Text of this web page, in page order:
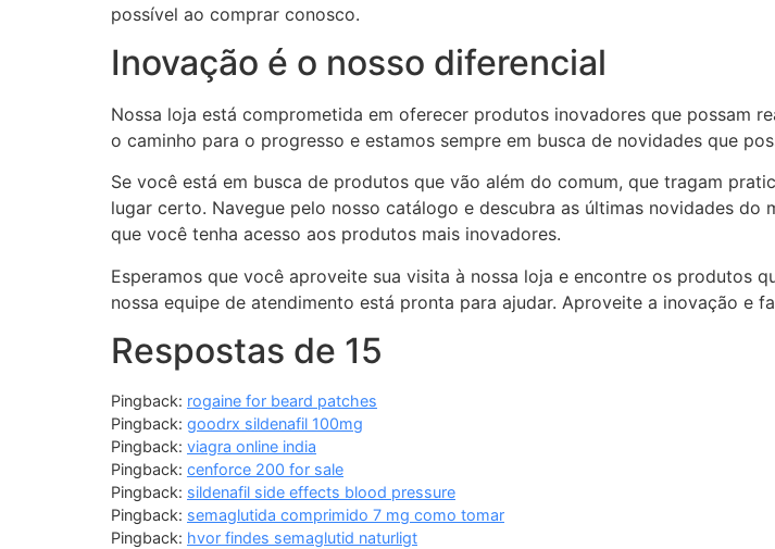
possível ao comprar conosco.
Inovação é o nosso diferencial
Nossa loja está comprometida em oferecer produtos inovadores que possam
o caminho para o progresso e estamos sempre em busca de novidades que
Se você está em busca de produtos que vão além do comum, que tragam
lugar certo. Navegue pelo nosso catálogo e descubra as últimas novidades
que você tenha acesso aos produtos mais inovadores.
Esperamos que você aproveite sua visita à nossa loja e encontre os produtos
nossa equipe de atendimento está pronta para ajudar. Aproveite a inovação e
Respostas de 15
Pingback: rogaine for beard patches
Pingback: goodrx sildenafil 100mg
Pingback: viagra online india
Pingback: cenforce 200 for sale
Pingback: sildenafil side effects blood pressure
Pingback: semaglutida comprimido 7 mg como tomar
Pingback: hvor findes semaglutid naturligt